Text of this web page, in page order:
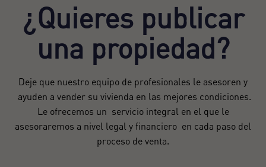
¿Quieres publicar
una propiedad?
Deje que nuestro equipo de profesionales le asesoren y
ayuden a vender su vivienda en las mejores condiciones.
Le ofrecemos un servicio integral en el que le
asesoraremos a nivel legal y financiero en cada paso del
proceso de venta.